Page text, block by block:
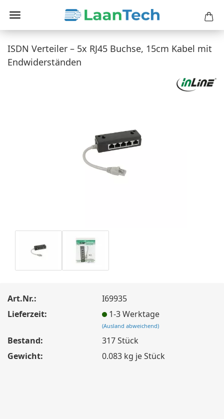
ISDN Verteiler – 5x RJ45 Buchse, 15cm Kabel mit
Endwiderständen
Art.Nr.:
I69935
Lieferzeit:
1-3 Werktage
(Ausland abweichend)
Bestand: 317Stück
Gewicht:
0.083 kg je Stück